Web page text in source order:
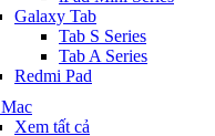
Galaxy Tab
Tab S Series
Tab A Series
Redmi Pad
Mac
Xem tất cả